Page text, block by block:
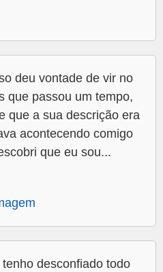
deu vontade de vir no
que passou um tempo,
que a sua descrição era
acontecendo comigo
que eu sou...
desconfiado todo